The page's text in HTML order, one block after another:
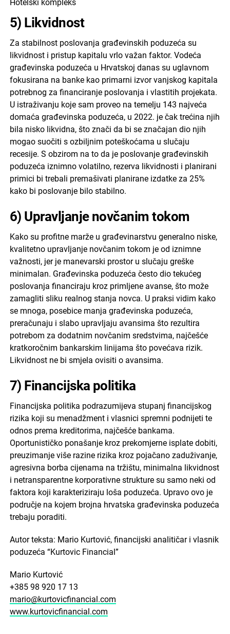
Hotelski kompleks
5) Likvidnost
Za stabilnost poslovanja građevinskih poduzeća su
likvidnost i pristup kapitalu vrlo važan faktor. Vodeća
građevinska poduzeća u Hrvatskoj danas su uglavnom
fokusirana na banke kao primarni izvor vanjskog kapitala
potrebnog za financiranje poslovanja i vlastitih projekata.
U istraživanju koje sam proveo na temelju 143 najveća
domaća građevinska poduzeća, u 2022. je čak trećina njih
bila nisko likvidna, što znači da bi se značajan dio njih
mogao suočiti s ozbiljnim poteškoćama u slučaju
recesije. S obzirom na to da je poslovanje građevinskih
poduzeća iznimno volatilno, rezerva likvidnosti i planirani
primici bi trebali premašivati planirane izdatke za 25%
kako bi poslovanje bilo stabilno.
6) Upravljanje novčanim tokom
Kako su profitne marže u građevinarstvu generalno niske,
kvalitetno upravljanje novčanim tokom je od iznimne
važnosti, jer je manevarski prostor u slučaju greške
minimalan. Građevinska poduzeća često dio tekućeg
poslovanja financiraju kroz primljene avanse, što može
zamagliti sliku realnog stanja novca. U praksi vidim kako
se mnoga, posebice manja građevinska poduzeća,
preračunaju i slabo upravljaju avansima što rezultira
potrebom za dodatnim novčanim sredstvima, najčešće
kratkoročnim bankarskim linijama što povećava rizik.
Likvidnost ne bi smjela ovisiti o avansima.
7) Financijska politika
Financijska politika podrazumijeva stupanj financijskog
rizika koji su menadžment i vlasnici spremni podnijeti te
odnos prema kreditorima, najčešće bankama.
Oportunističko ponašanje kroz prekomjerne isplate dobiti,
preuzimanje više razine rizika kroz pojačano zaduživanje,
agresivna borba cijenama na tržištu, minimalna likvidnost
i netransparentne korporativne strukture su samo neki od
faktora koji karakteriziraju loša poduzeća. Upravo ovo je
područje na kojem brojna hrvatska građevinska poduzeća
trebaju poraditi.
Autor teksta: Mario Kurtović, financijski analitičar i vlasnik
poduzeća “Kurtovic Financial”
Mario Kurtović
+385 98 920 17 13
mario@kurtovicfinancial.com
www.kurtovicfinancial.com